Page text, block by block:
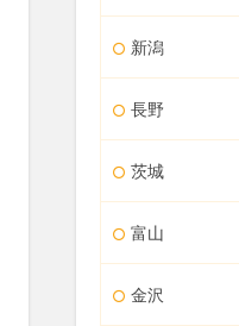
新潟
長野
茨城
富山
金沢